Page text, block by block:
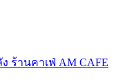
ร้านคาเฟ่ AM CAFE